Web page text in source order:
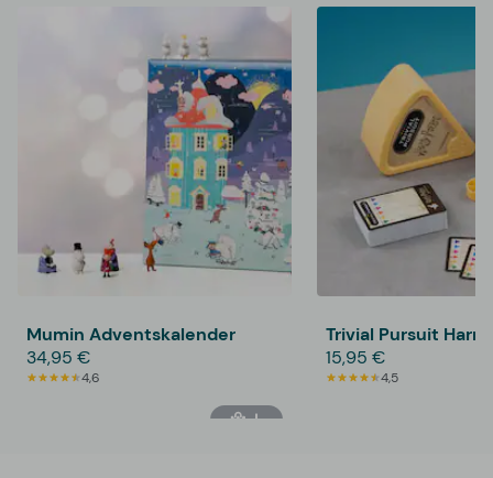
Mumin Adventskalender
34,95 €
4,6
Trivial Pursuit
15,95 €
4,5